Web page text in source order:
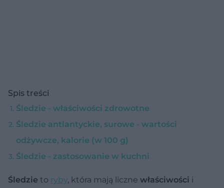
Spis treści
Śledzie - właściwości zdrowotne
Śledzie antlantyckie, surowe - wartości
odżywcze, kalorie (w 100 g)
Śledzie - zastosowanie w kuchni
Śledzie to ryby, która mają liczne właściwości i